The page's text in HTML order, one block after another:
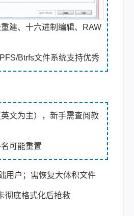
建、十六进制编辑、RAW
Btrfs文件系统支持优秀
文为主），新手需查阅教
可能重置
用户；需恢复大体积文件
彻底格式化后抢救